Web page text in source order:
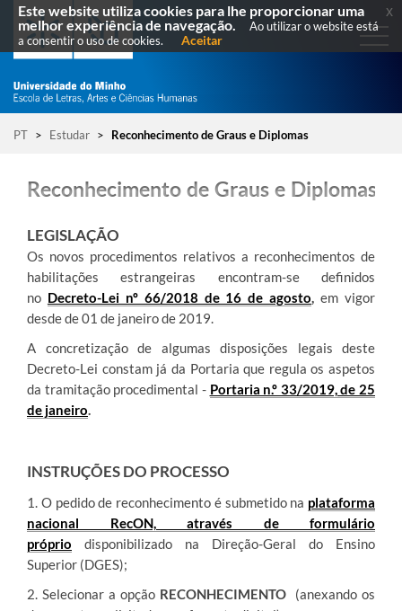
PT > Estudar > Reconhecimento de Graus e Diplomas
Reconhecimento de Graus e Diplomas
LEGISLAÇÃO
Os novos procedimentos relativos a reconhecimentos de
habilitações estrangeiras encontram-se definidos
no Decreto-Lei nº 66/2018 de 16 de agosto, em vigor
desde de 01 de janeiro de 2019.
A concretização de algumas disposições legais deste
Decreto-Lei constam já da Portaria que regula os aspetos
da tramitação procedimental - Portaria n.º 33/2019, de 25
de janeiro.
INSTRUÇÕES DO PROCESSO
1. O pedido de reconhecimento é submetido na plataforma
nacional RecON, através de formulário
próprio disponibilizado na Direção-Geral do Ensino
Superior (DGES);
2. Selecionar a opção RECONHECIMENTO
(anexando os
Este website utiliza cookies para lhe proporcionar uma
melhor experiência de navegação.
Ao utilizar o website está
a consentir o uso de cookies.
Aceitar
x